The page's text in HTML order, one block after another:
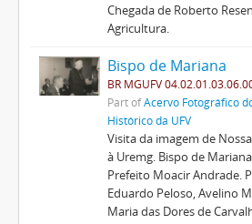
Chegada de Roberto
Agricultura.
Bispo de Mariana
BR MGUFV
Part ofAcervo Fotográfico
Histórico da UFV
Visita da imagem de
à Uremg. Bispo de
Prefeito Moacir Andrade.
Eduardo Peloso, Avelino
Maria das Dores de